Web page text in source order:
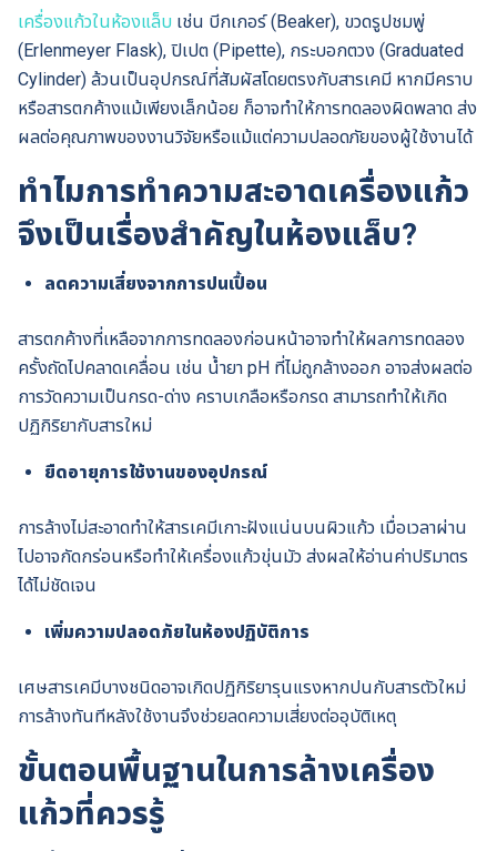
เครื่องแก้วในห้องแล็บ เช่น บีกเกอร์ (Beaker), ขวดรูปชมพู่
(Erlenmeyer Flask), ปิเปต (Pipette), กระบอกตวง (Graduated
Cylinder) ล้วนเป็นอุปกรณ์ที่สัมผัสโดยตรงกับสารเคมี หากมีคราบ
หรือสารตกค้างแม้เพียงเล็กน้อย ก็อาจทำให้การทดลองผิดพลาด ส่ง
ผลต่อคุณภาพของงานวิจัยหรือแม้แต่ความปลอดภัยของผู้ใช้งานได้
ทำไมการทำความสะอาดเครื่องแก้ว
จึงเป็นเรื่องสำคัญในห้องแล็บ?
ลดความเสี่ยงจากการปนเปื้อน
สารตกค้างที่เหลือจากการทดลองก่อนหน้าอาจทำให้ผลการทดลอง
ครั้งถัดไปคลาดเคลื่อน เช่น น้ำยา pH ที่ไม่ถูกล้างออก อาจส่งผลต่อ
การวัดความเป็นกรด-ด่าง คราบเกลือหรือกรด สามารถทำให้เกิด
ปฏิกิริยากับสารใหม่
ยืดอายุการใช้งานของอุปกรณ์
การล้างไม่สะอาดทำให้สารเคมีเกาะฝังแน่นบนผิวแก้ว เมื่อเวลาผ่าน
ไปอาจกัดกร่อนหรือทำให้เครื่องแก้วขุ่นมัว ส่งผลให้อ่านค่าปริมาตร
ได้ไม่ชัดเจน
เพิ่มความปลอดภัยในห้องปฏิบัติการ
เศษสารเคมีบางชนิดอาจเกิดปฏิกิริยารุนแรงหากปนกับสารตัวใหม่
การล้างทันทีหลังใช้งานจึงช่วยลดความเสี่ยงต่ออุบัติเหตุ
ขั้นตอนพื้นฐานในการล้างเครื่อง
แก้วที่ควรรู้